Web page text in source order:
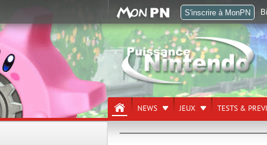
NEWS JEUX TESTS &
S'inscrire à MonPN